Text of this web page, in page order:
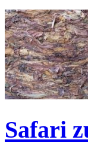
Safari